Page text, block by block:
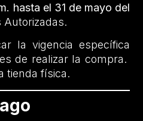
hasta el 31 de mayo del
Autorizadas.
la vigencia específica
de realizar la compra.
tienda física.